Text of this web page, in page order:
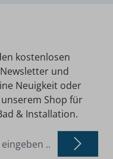
frei
Tage
jeder
-
-
justierbar -
(+/-
und untere
für die
kostenlosen
und
Neuigkeit oder
Shop für
& Installation.